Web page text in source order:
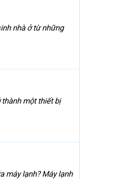
nhà ở từ những
thành một thiết bị
máy lạnh? Máy lạnh